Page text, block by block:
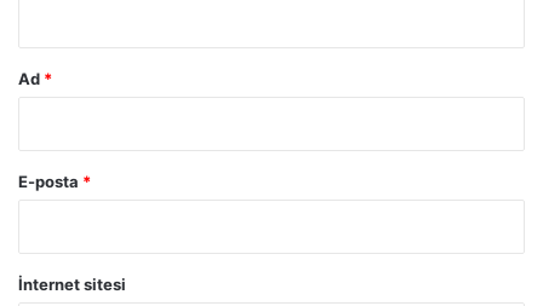
Ad *
E-posta *
İnternet sitesi